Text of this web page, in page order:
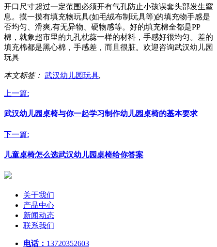
开口尺寸超过一定范围必须开有气孔防止小孩误套头部发生窒
息。摸一摸有填充物玩具(如毛绒布制玩具等)的填充物手感是
否均匀、滑爽,有无异物、硬物感等。好的填充棉全都是PP
棉，就象超市里的九孔枕蕊一样的材料，手感好很均匀。差的
填充棉都是黑心棉，手感差，而且很脏。欢迎咨询武汉幼儿园
玩具
本文标签： 武汉幼儿园玩具,
上一篇:
武汉幼儿园桌椅与你一起学习制作幼儿园桌椅的基本要求
下一篇:
儿童桌椅怎么选武汉幼儿园桌椅给你答案
关于我们
产品中心
新闻动态
联系我们
电话： 13720352603